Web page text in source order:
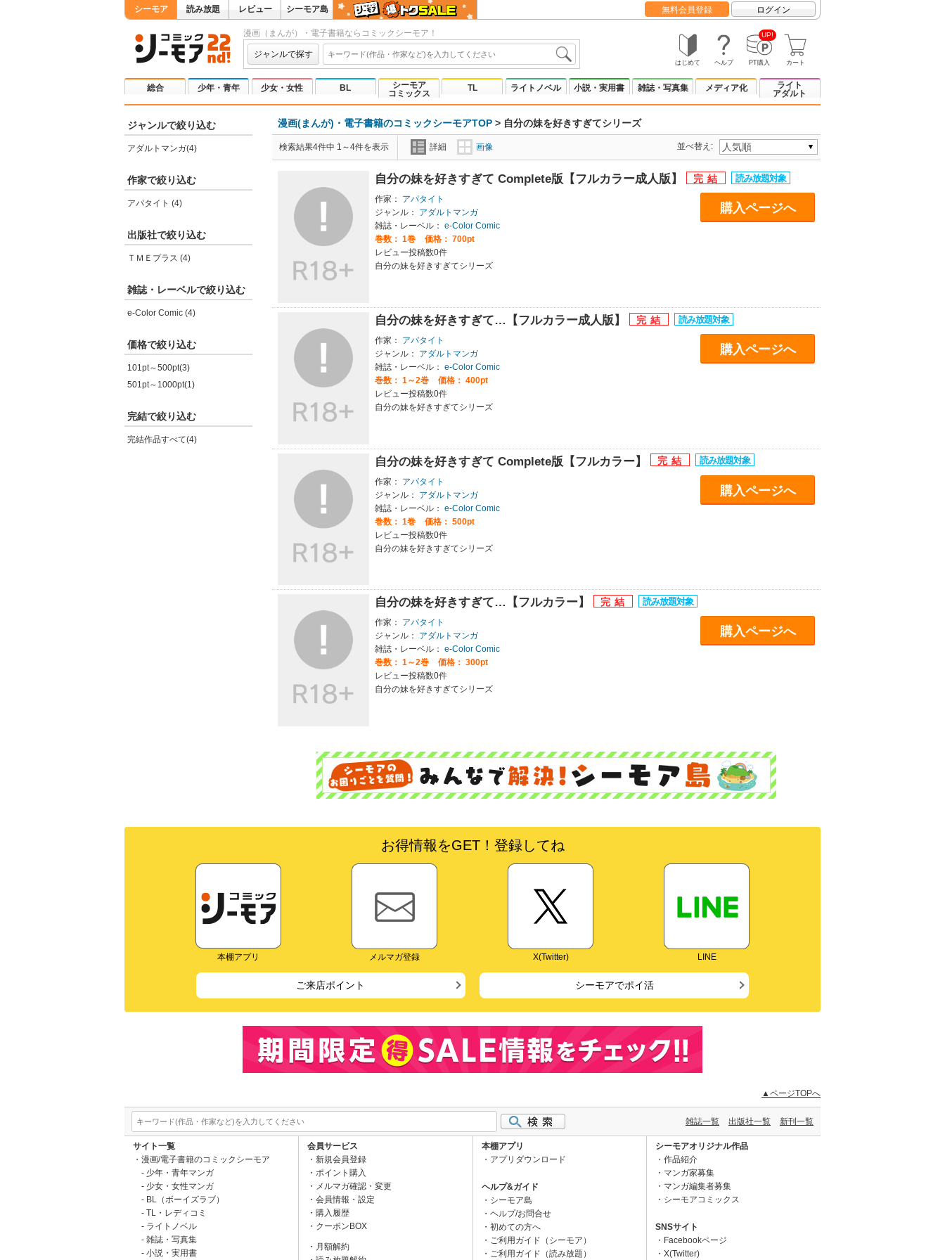
シーモア 読み放題 レビュー シーモア島 無料会員登録 ログイン
漫画（まんが）・電子書籍ならコミックシーモア！
ジャンルで探す
はじめて ヘルプ
UP!
PT購入 カート
総合 少年・青年 少女・女性 BL
シーモア
コミックス
TL ライトノベル 小説・実用書 雑誌・写真集 メディア化
ライト
アダルト
ジャンルで絞り込む
アダルトマンガ(4)
作家で絞り込む
アパタイト (4)
出版社で絞り込む
ＴＭＥプラス (4)
雑誌・レーベルで絞り込む
e-Color Comic (4)
価格で絞り込む
101pt～500pt(3)
501pt～1000pt(1)
完結で絞り込む
完結作品すべて(4)
漫画(まんが)・電子書籍のコミックシーモアTOP > 自分の妹を好きすぎてシリーズ
検索結果4件中 1～4件を表示 詳細 画像 並べ替え:
自分の妹を好きすぎて Complete版【フルカラー成人版】
作家：
アパタイト
ジャンル：
アダルトマンガ
雑誌・レーベル： e-Color Comic
巻数： 1巻
価格： 700pt
レビュー投稿数0件
自分の妹を好きすぎてシリーズ
購入ページへ
自分の妹を好きすぎて…【フルカラー成人版】
作家：
アパタイト
ジャンル：
アダルトマンガ
雑誌・レーベル： e-Color Comic
巻数： 1～2巻
価格： 400pt
レビュー投稿数0件
自分の妹を好きすぎてシリーズ
購入ページへ
自分の妹を好きすぎて Complete版【フルカラー】
作家：
アパタイト
ジャンル：
アダルトマンガ
雑誌・レーベル： e-Color Comic
巻数： 1巻
価格： 500pt
レビュー投稿数0件
自分の妹を好きすぎてシリーズ
購入ページへ
自分の妹を好きすぎて…【フルカラー】
作家：
アパタイト
ジャンル：
アダルトマンガ
雑誌・レーベル： e-Color Comic
巻数： 1～2巻
価格： 300pt
レビュー投稿数0件
自分の妹を好きすぎてシリーズ
購入ページへ
お得情報をGET！登録してね
本棚アプリ メルマガ登録 X(Twitter) LINE
ご来店ポイント シーモアでポイ活
▲ページTOPへ
雑誌一覧 出版社一覧 新刊一覧
サイト一覧
漫画/電子書籍のコミックシーモア
少年・青年マンガ
少女・女性マンガ
BL（ボーイズラブ）
TL・レディコミ
ライトノベル
雑誌・写真集
小説・実用書
会員サービス
新規会員登録
ポイント購入
メルマガ確認・変更
会員情報・設定
購入履歴
クーポンBOX
月額解約
本棚アプリ
アプリダウンロード
ヘルプ&ガイド
シーモア島
ヘルプ/お問合せ
初めての方へ
ご利用ガイド（シーモア）
ご利用ガイド（読み放題）
シーモアオリジナル作品
作品紹介
マンガ家募集
マンガ編集者募集
シーモアコミックス
SNSサイト
Facebookページ
X(Twitter)